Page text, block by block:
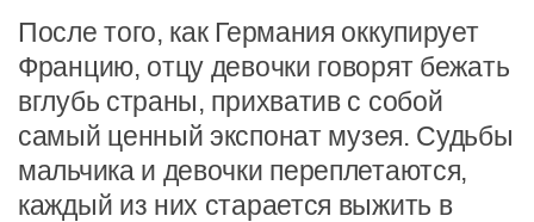
После того, как Германия оккупирует
Францию, отцу девочки говорят бежать
вглубь страны, прихватив с собой
самый ценный экспонат музея. Судьбы
мальчика и девочки переплетаются,
каждый из них старается выжить в